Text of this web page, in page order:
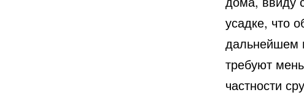
усадке, что
дальнейшем
требуют
частности